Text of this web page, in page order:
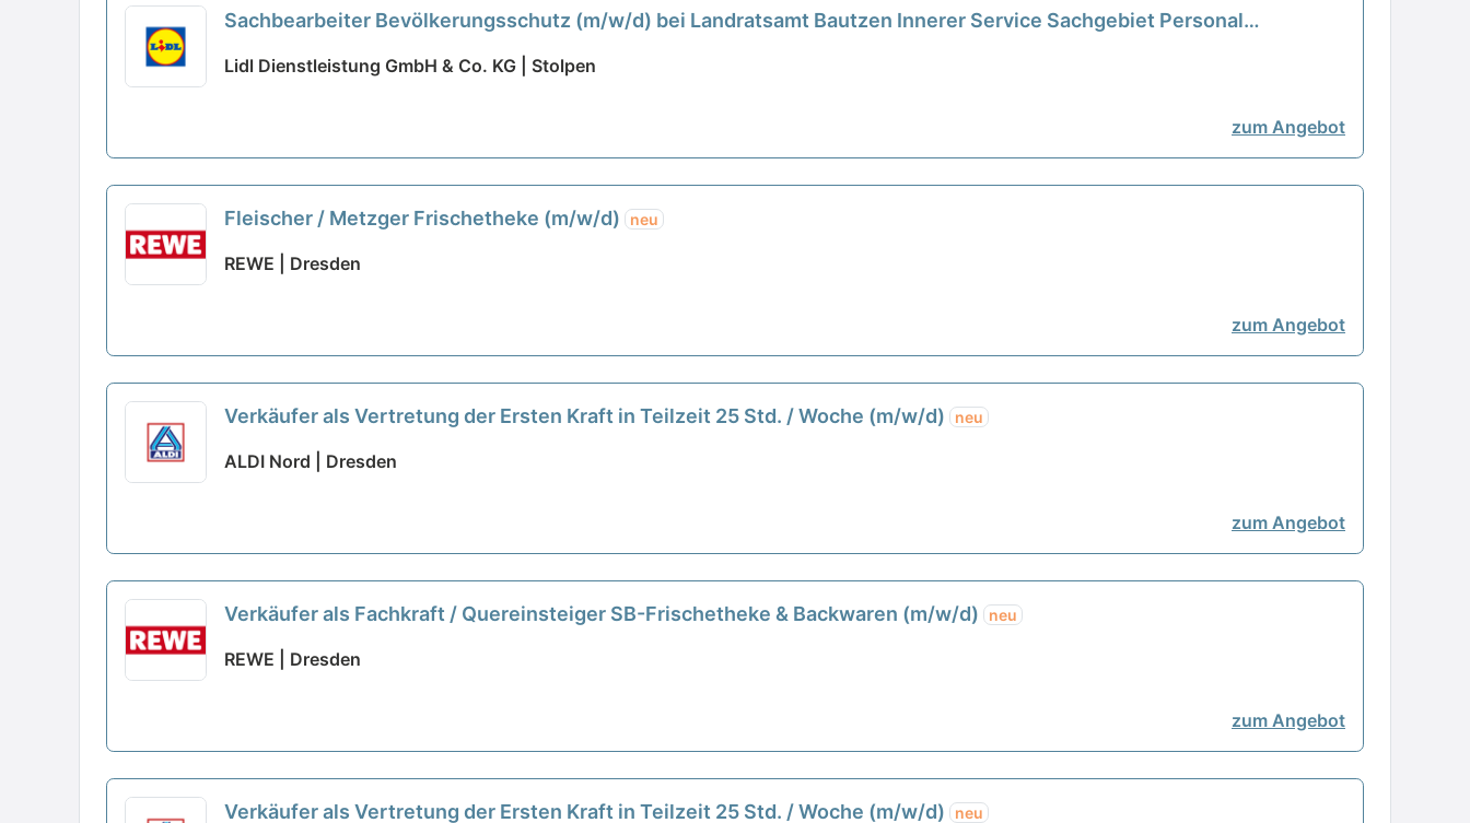
Sachbearbeiter Bevölkerungsschutz (m/w/d) bei Landratsamt Bautzen Innerer Service Sachgebiet Personal
Lidl Dienstleistung GmbH & Co. KG | Stolpen
zum Angebot
Fleischer / Metzger Frischetheke (m/w/d) neu
REWE | Dresden
zum Angebot
Verkäufer als Vertretung der Ersten Kraft in Teilzeit 25 Std. / Woche (m/w/d) neu
ALDI Nord | Dresden
zum Angebot
Verkäufer als Fachkraft / Quereinsteiger SB-Frischetheke & Backwaren (m/w/d) neu
REWE | Dresden
zum Angebot
Verkäufer als Vertretung der Ersten Kraft in Teilzeit 25 Std. / Woche (m/w/d) neu